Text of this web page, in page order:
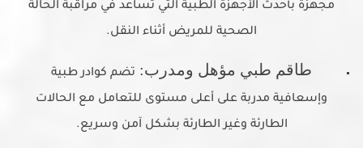
مجهزة بأحدث الأجهزة الطبية التي تساعد في مراقبة الحالة
الصحية للمريض أثناء النقل.
طاقم طبي مؤهل ومدرب: تضم كوادر طبية
وإسعافية مدربة على أعلى مستوى للتعامل مع الحالات
الطارئة وغير الطارئة بشكل آمن وسريع.